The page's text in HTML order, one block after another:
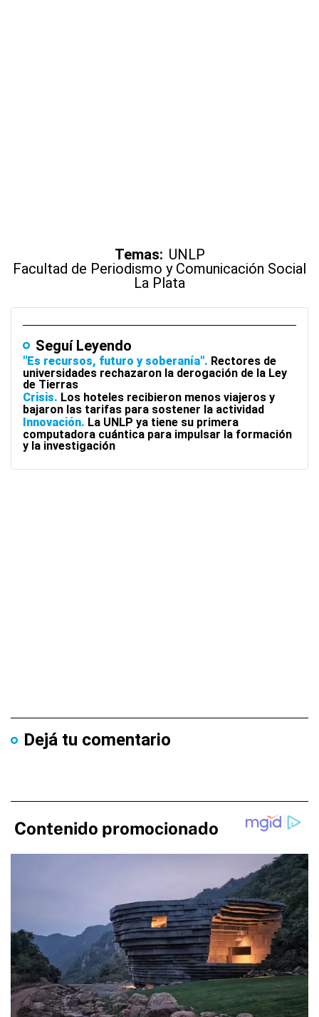
Temas: UNLP
Facultad de Periodismo y Comunicación Social
La Plata
Seguí Leyendo
"Es recursos, futuro y soberanía" Rectores de
universidades rechazaron la derogación de la Ley
de Tierras
Crisis Los hoteles recibieron menos viajeros y
bajaron las tarifas para sostener la actividad
Innovación La UNLP ya tiene su primera
computadora cuántica para impulsar la formación
y la investigación
Dejá tu comentario